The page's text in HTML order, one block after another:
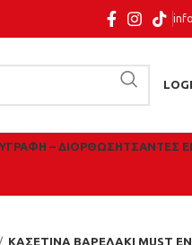
ΓΡΑΦΉ – ΔΙΌΡΘΩΣΗΤΣΆΝΤΕΣ
ΚΑΣΕΤΙΝΑ ΒΑΡΕΛΑΚΙ MUST